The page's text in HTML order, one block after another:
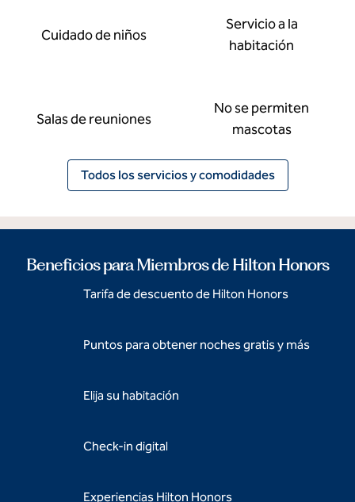
Cuidado de niños
Servicio a la
habitación
Salas de reuniones
No se permiten
mascotas
Todos los servicios y comodidades
Beneficios para Miembros de Hilton Honors
Tarifa de descuento de Hilton Honors
Puntos para obtener noches gratis y más
Elija su habitación
Check-in digital
Experiencias Hilton Honors